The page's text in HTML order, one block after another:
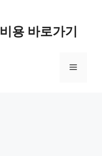
용 바로가기
메